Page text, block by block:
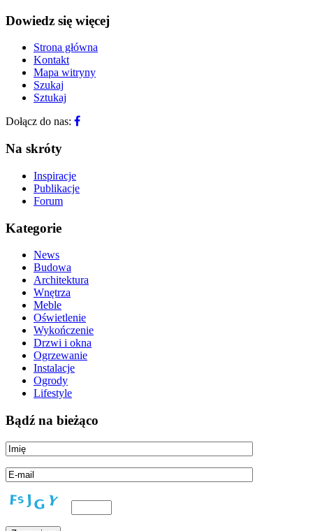
Dowiedz się więcej
Strona główna
Kontakt
Mapa witryny
Szukaj
Sztukaj
Dołącz do nas:
Na skróty
Inspiracje
Publikacje
Forum
Kategorie
News
Budowa
Architektura
Wnętrza
Meble
Oświetlenie
Wykończenie
Drzwi i okna
Ogrzewanie
Instalacje
Ogrody
Lifestyle
Bądź na bieżąco